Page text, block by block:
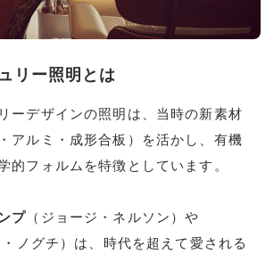
リー照明とは
ーデザインの照明は、 当時の新素材
アルミ・成形合板）を活かし、 有機
的フォルム を特徴としています。
プ （ジョージ・ネルソン）や
・ノグチ）は、時代を超えて愛される